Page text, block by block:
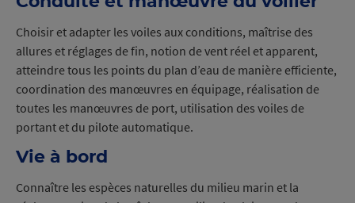
Choisir et adapter les voiles aux conditions, maîtrise des
allures et réglages de fin, notion de vent réel et apparent,
atteindre tous les points du plan d’eau de manière efficiente,
coordination des manœuvres en équipage, réalisation de
toutes les manœuvres de port, utilisation des voiles de
portant et du pilote automatique.
Vie à bord
Connaître les espèces naturelles du milieu marin et la